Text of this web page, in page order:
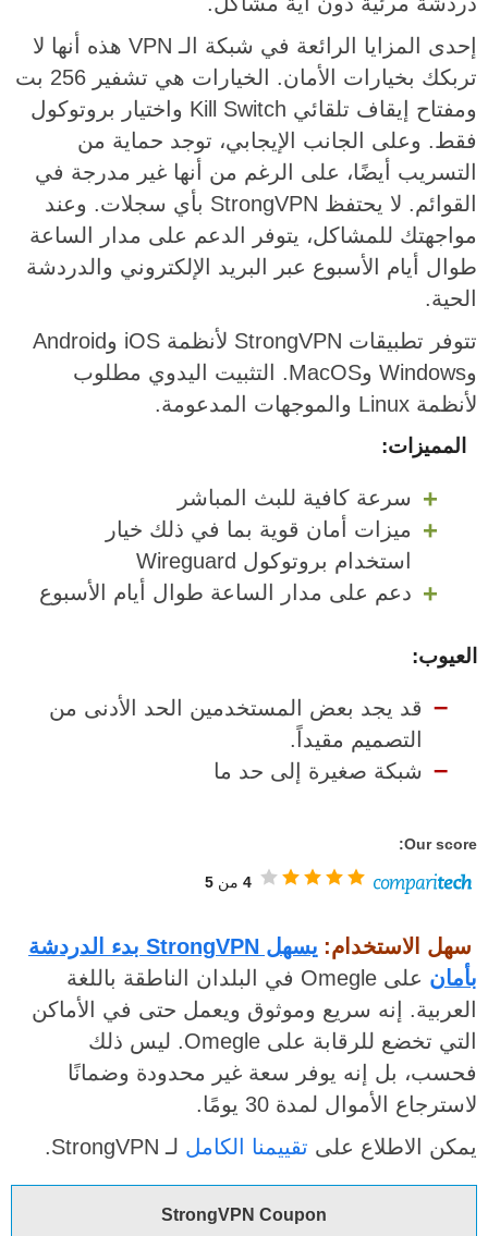
إحدى المزايا الرائعة في شبكة الـ VPN هذه أنها لا
تربكك بخيارات الأمان. الخيارات هي تشفير 256 بت
ومفتاح إيقاف تلقائي Kill Switch واختيار بروتوكول
فقط. وعلى الجانب الإيجابي، توجد حماية من
التسريب أيضًا، على الرغم من أنها غير مدرجة في
القوائم. لا يحتفظ StrongVPN بأي سجلات. وعند
مواجهتك للمشاكل، يتوفر الدعم على مدار الساعة
طوال أيام الأسبوع عبر البريد الإلكتروني والدردشة
الحية.
تتوفر تطبيقات StrongVPN لأنظمة iOS وAndroid
وWindows وMacOS. التثبيت اليدوي مطلوب
لأنظمة Linux والموجهات المدعومة.
المميزات:
سرعة كافية للبث المباشر
ميزات أمان قوية بما في ذلك خيار
استخدام بروتوكول Wireguard
دعم على مدار الساعة طوال أيام الأسبوع
العيوب:
قد يجد بعض المستخدمين الحد الأدنى من
التصميم مقيداً.
شبكة صغيرة إلى حد ما
Our score:
4 من 5
سهل الاستخدام:
يسهل StrongVPN بدء الدردشة
بأمان
على Omegle في البلدان الناطقة باللغة
العربية. إنه سريع وموثوق ويعمل حتى في الأماكن
التي تخضع للرقابة على Omegle. ليس ذلك
فحسب، بل إنه يوفر سعة غير محدودة وضمانًا
لاسترجاع الأموال لمدة 30 يومًا.
يمكن الاطلاع على تقييمنا الكامل لـ StrongVPN.
StrongVPN Coupon